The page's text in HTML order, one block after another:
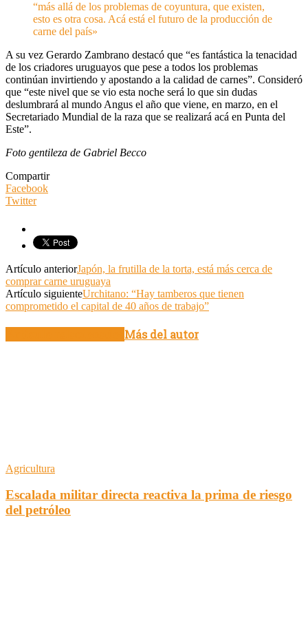
“más allá de los problemas de coyuntura, que existen,
esto es otra cosa. Acá está el futuro de la producción de
carne del país»
A su vez Gerardo Zambrano destacó que “es fantástica la tenacidad
de los criadores uruguayos que pese a todos los problemas
continúan invirtiendo y apostando a la calidad de carnes”. Consideró
que “este nivel que se vio esta noche será lo que sin dudas
deslumbrará al mundo Angus el año que viene, en marzo, en el
Secretariado Mundial de la raza que se realizará acá en Punta del
Este”.
Foto gentileza de Gabriel Becco
Compartir
Facebook
Twitter
Artículo anteriorJapón, la frutilla de la torta, está más cerca de
comprar carne uruguaya
Artículo siguienteUrchitano: “Hay tamberos que tienen
comprometido el capital de 40 años de trabajo”
Más del autor
Agricultura
Escalada militar directa reactiva la prima de riesgo
del petróleo